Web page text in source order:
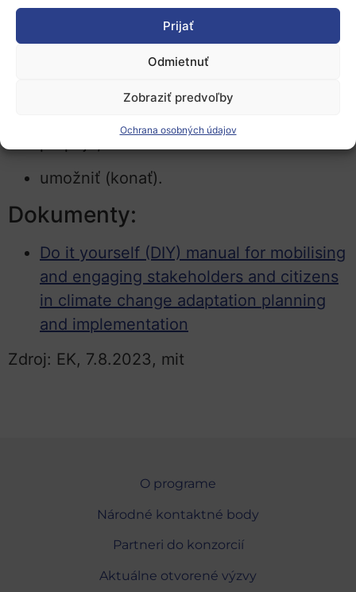
Prijať
Odmietnuť
Zobraziť predvoľby
Ochrana osobných údajov
nikoho bokom. Príručka sa koncepčne opiera
o štyri prvky:
umožniť (konať).
Dokumenty:
Do it yourself (DIY) manual for mobilising
and engaging stakeholders and citizens
in climate change adaptation planning
and implementation
Zdroj: EK, 7.8.2023, mit
O programe
Národné kontaktné body
Partneri do konzorcií
Aktuálne otvorené výzvy